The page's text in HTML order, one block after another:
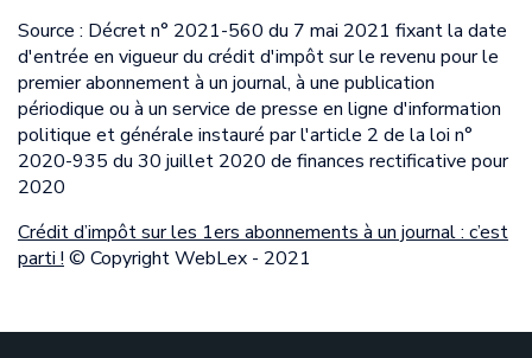
Source : Décret n° 2021-560 du 7 mai 2021 fixant la date
d'entrée en vigueur du crédit d'impôt sur le revenu pour le
premier abonnement à un journal, à une publication
périodique ou à un service de presse en ligne d'information
politique et générale instauré par l'article 2 de la loi n°
2020-935 du 30 juillet 2020 de finances rectificative pour
2020
Crédit d’impôt sur les 1ers abonnements à un journal : c’est
parti ! © Copyright WebLex - 2021